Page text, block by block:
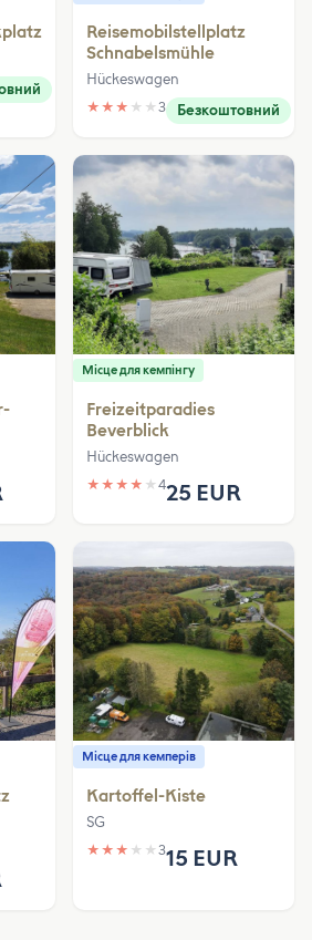
Reisemobilstellplatz
Schnabelsmühle
Hückeswagen
★ ★ ★ ★ ★ 3 Безкоштовний
Місце для кемпінгу
Freizeitparadies
Beverblick
Hückeswagen
★ ★ ★ ★ ★ 425 EUR
Місце для кемперів
Kartoffel-Kiste
SG
★ ★ ★ ★ ★ 315 EUR